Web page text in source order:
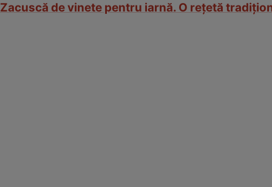
Zacuscă de vinete pentru iarnă. O rețetă